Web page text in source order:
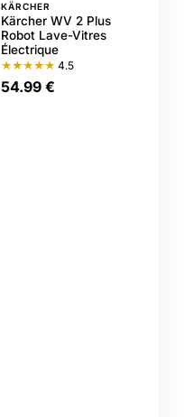
KÄRCHER
Kärcher WV 2 Plus
Robot Lave-Vitres
Électrique
★★★★★ 4.5
54.99 €